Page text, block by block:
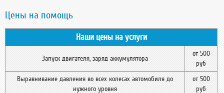
Цены на помощь
Наши цены на услуги
Запуск двигателя, заряд аккумулятора
от 500
руб
Выравнивание давления во всех колесах автомобиля до
нужного уровня
от 500
руб